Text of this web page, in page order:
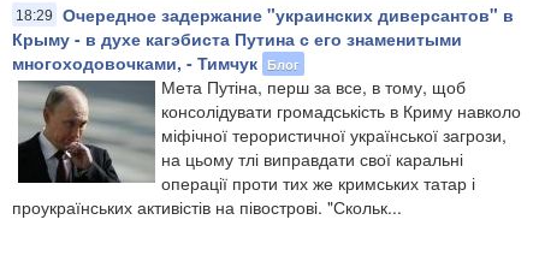
18:29
Очередное задержание "украинских диверсантов" в
Крыму - в духе кагэбиста Путина с его знаменитыми
многоходовочками, - Тимчук Блог
Мета Путіна, перш за все, в тому, щоб
консолідувати громадськість в Криму навколо
міфічної терористичної української загрози,
на цьому тлі виправдати свої каральні
операції проти тих же кримських татар і
проукраїнських активістів на півострові. "Скольк...